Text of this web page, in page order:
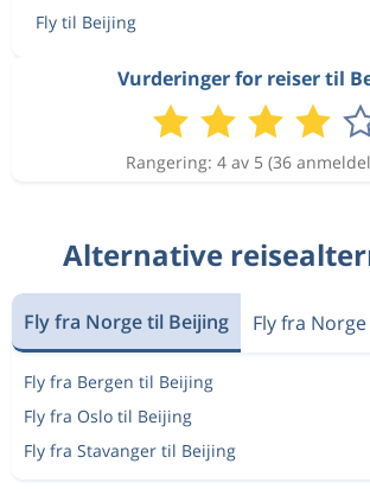
Fly til Beijing
Vurderinger for reiser til
Rangering: 4 av 5 (36
Alternative
Fly fra Norge til Beijing Fly fra
Fly fra Bergen til Beijing
Fly fra Oslo til Beijing
Fly fra Stavanger til Beijing